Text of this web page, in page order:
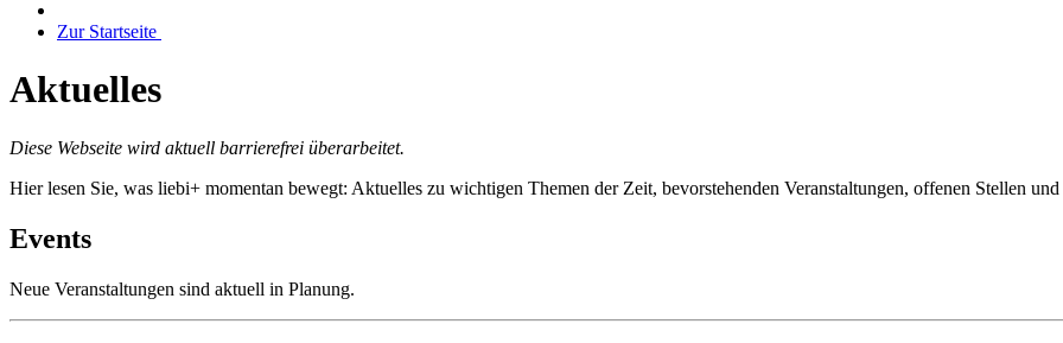
Zur Startseite
Aktuelles
Diese Webseite wird aktuell barrierefrei überarbeitet.
Hier lesen Sie, was liebi+ momentan bewegt: Aktuelles zu wichtigen Themen der Zeit, bevorstehenden Veranstaltungen, offenen Stellen
Events
Neue Veranstaltungen sind aktuell in Planung.